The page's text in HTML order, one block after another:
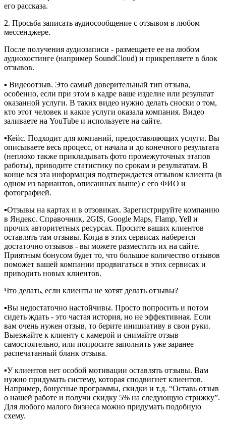
его рассказа.
2. Просьба записать аудиосообщение с отзывом в любом
мессенджере.
После получения аудиозаписи - размещаете ее на любом
аудиохостинге (например SoundCloud) и прикрепляете в блок
отзывов.
▪️ Видеоотзыв. Это самый доверительный тип отзыва,
особенно, если при этом в кадре ваше изделие или результат
оказанной услуги. В таких видео нужно делать сноски о том,
кто этот человек и какие услуги оказала компания. Видео
заливаете на YouTube и используете на сайте.
▪️Кейс. Подходит для компаний, предоставляющих услуги. Вы
описываете весь процесс, от начала и до конечного результата
(неплохо также прикладывать фото промежуточных этапов
работы), приводите статистику по срокам и результатам. В
конце вся эта информация подтверждается отзывом клиента (в
одном из вариантов, описанных выше) с его ФИО и
фотографией.
▪️Отзывы на картах и в отзовиках. Зарегистрируйте компанию
в Яндекс. Справочник, 2GIS, Google Maps, Flamp, Yell и
прочих авторитетных ресурсах. Просите ваших клиентов
оставлять там отзывы. Когда в этих сервисах наберется
достаточно отзывов - вы можете разместить их на сайте.
Приятным бонусом будет то, что большое количество отзывов
поможет вашей компании продвигаться в этих сервисах и
приводить новых клиентов.
Что делать, если клиенты не хотят делать отзывы?
▪️Вы недостаточно настойчивы. Просто попросить и потом
сидеть ждать - это частая история, но не эффективная. Если
вам очень нужен отзыв, то берите инициативу в свои руки.
Выезжайте к клиенту с камерой и снимайте отзыв
самостоятельно, или попросите заполнить уже заранее
распечатанный бланк отзыва.
▪️У клиентов нет особой мотивации оставлять отзывы. Вам
нужно придумать систему, которая сподвигнет клиентов.
Например, бонусные программы, скидки и т.д. “Оставь отзыв
о нашей работе и получи скидку 5% на следующую стрижку”.
Для любого малого бизнеса можно придумать подобную
схему.